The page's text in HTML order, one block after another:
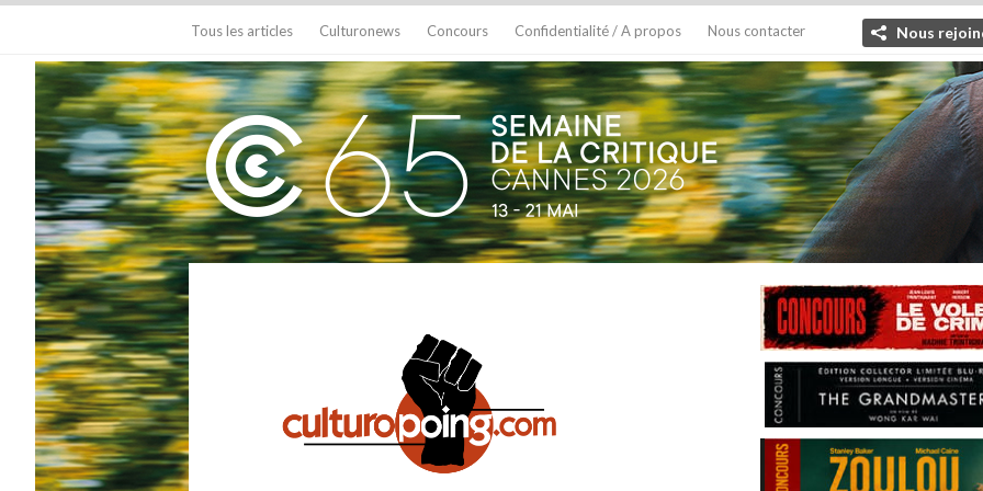
Tous les articles Culturonews Concours Confidentialité / A propos Nous contacter Nous